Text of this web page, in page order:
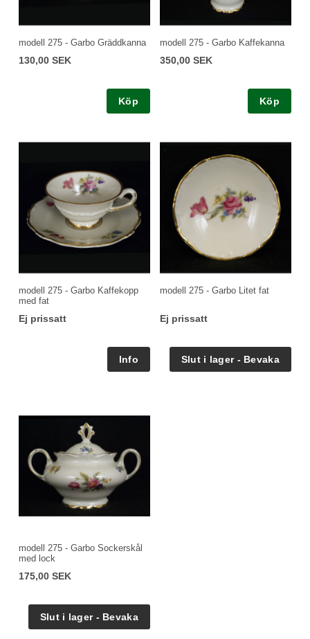
modell 275 - Garbo Gräddkanna
130,00 SEK
Köp
modell 275 - Garbo Kaffekanna
350,00 SEK
Köp
modell 275 - Garbo Kaffekopp
med fat
Ej prissatt
modell 275 - Garbo Litet fat
Ej prissatt
modell 275 - Garbo Sockerskål
med lock
175,00 SEK